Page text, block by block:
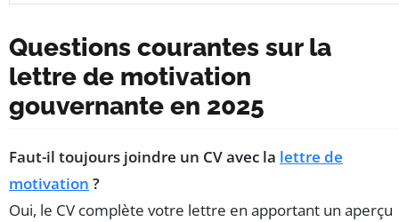
Questions courantes sur la
lettre de motivation
gouvernante en 2025
Faut-il toujours joindre un CV avec la lettre de
motivation ?
Oui, le CV complète votre lettre en apportant un aperçu